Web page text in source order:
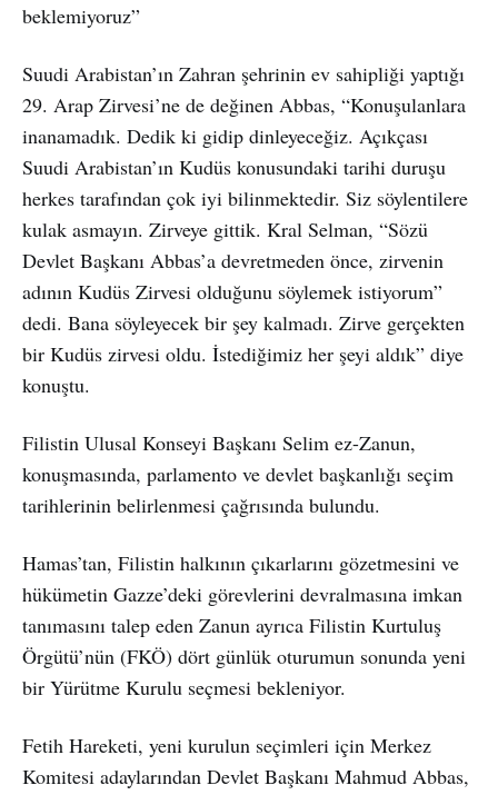
beklemiyoruz”
Suudi Arabistan’ın Zahran şehrinin ev sahipliği yaptığı
29. Arap Zirvesi’ne de değinen Abbas, “Konuşulanlara
inanamadık. Dedik ki gidip dinleyeceğiz. Açıkçası
Suudi Arabistan’ın Kudüs konusundaki tarihi duruşu
herkes tarafından çok iyi bilinmektedir. Siz söylentilere
kulak asmayın. Zirveye gittik. Kral Selman, “Sözü
Devlet Başkanı Abbas’a devretmeden önce, zirvenin
adının Kudüs Zirvesi olduğunu söylemek istiyorum”
dedi. Bana söyleyecek bir şey kalmadı. Zirve gerçekten
bir Kudüs zirvesi oldu. İstediğimiz her şeyi aldık” diye
konuştu.
Filistin Ulusal Konseyi Başkanı Selim ez-Zanun,
konuşmasında, parlamento ve devlet başkanlığı seçim
tarihlerinin belirlenmesi çağrısında bulundu.
Hamas’tan, Filistin halkının çıkarlarını gözetmesini ve
hükümetin Gazze’deki görevlerini devralmasına imkan
tanımasını talep eden Zanun ayrıca Filistin Kurtuluş
Örgütü’nün (FKÖ) dört günlük oturumun sonunda yeni
bir Yürütme Kurulu seçmesi bekleniyor.
Fetih Hareketi, yeni kurulun seçimleri için Merkez
Komitesi adaylarından Devlet Başkanı Mahmud Abbas,